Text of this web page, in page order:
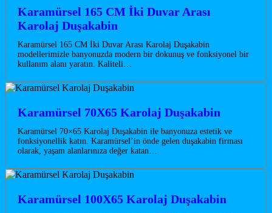
Karamürsel 165 CM İki Duvar Arası
Karolaj Duşakabin
Karamürsel 165 CM İki Duvar Arası Karolaj Duşakabin
modellerimizle banyonuzda modern bir dokunuş ve fonksiyonel bir
kullanım alanı yaratın. Kaliteli…
Karamürsel 70X65 Karolaj Duşakabin
Karamürsel 70×65 Karolaj Duşakabin ile banyonuza estetik ve
fonksiyonellik katın. Karamürsel’in önde gelen duşakabin firması
olarak, yaşam alanlarınıza değer katan…
Karamürsel 100X65 Karolaj Duşakabin